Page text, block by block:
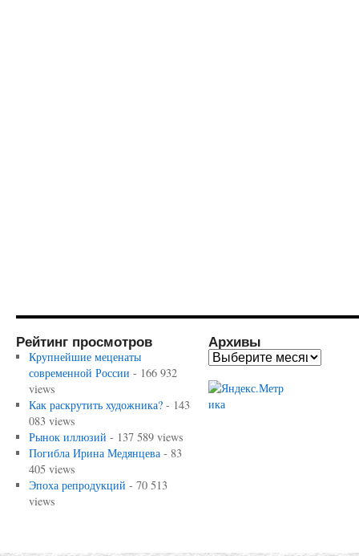
Рейтинг просмотров
Крупнейшие меценаты
современной России - 166 932
views
Как раскрутить художника?- 143
083 views
Рынок иллюзий - 137 589 views
Погибла Ирина Медянцева- 83
405 views
Эпоха репродукций - 70 513
views
Архивы